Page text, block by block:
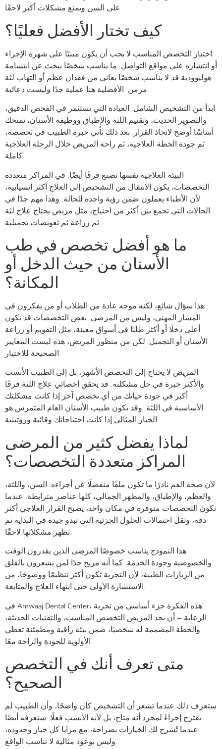
على السن ويمنع مشكلات أكبر لاحقًا.
كيف تختار الأفضل فعليًا؟
اختيار التخصص المناسب لا يجب أن يكون مبنيًا على شهرة الإجراء
أو انتشاره على مواقع التواصل. ما يناسب شخصًا يبحث عن ابتسامة
هوليوودية قد لا يناسب شخصًا يعاني من فقدان عظم أو التهاب لثة
مزمن. الأفضلية هنا عملية جدًا وليست دعائية.
ابدأ من التشخيص الشامل. العيادة التي تستثمر في الفحص الدقيق،
والتصوير الحديث، وتقييم اللثة والإطباق ووظيفة الأسنان، تمنحك
أساسًا أوضح لاتخاذ القرار. بعد ذلك تأتي خبرة الطبيب في تخصصه،
ثم جودة الخطة العلاجية، ثم راحة المريض خلال الرحلة العلاجية
كاملة.
البيئة العلاجية نفسها تصنع فرقًا أيضًا. في المراكز متعددة
التخصصات، يكون الانتقال من التشخيص إلى العلاج أكثر انسيابية،
لأن الأطباء يعملون ضمن رؤية واحدة للحالة. وهذا مهم جدًا في
الحالات التي تجمع بين أكثر من احتياج، مثل مريض يحتاج علاج لثة
ثم زراعة ثم تعويضات تجميلية.
ما هو أفضل تخصص في طب
الأسنان من حيث الدخل أو
المكانة؟
هذا سؤال شائع، لكنه موجه عادة من الطلاب أو من يفكرون في
المسار المهني، وليس من المرضى. بعض التخصصات قد تكون
أعلى دخلًا أو أكثر طلبًا في أسواق معينة، مثل التقويم أو زراعة
الأسنان أو التجميل. لكن من منظور المريض، هذه ليست المعايير
الصحيحة للاختيار.
المريض لا يحتاج إلى التخصص الأشهر، بل إلى الطبيب الأنسب
والأكثر خبرة في حل مشكلته. قد يحقق أخصائي علاج اللثة فرقًا
أكبر في جودة حياتك من أي تخصص آخر إذا كانت مشكلتك
الأساسية في اللثة. وقد يكون طبيب الأسنان العام المتمرس هو
الخيار المثالي إذا كانت احتياجاتك وقائية وروتينية.
لماذا يفضل كثير من المرضى
المراكز متعددة التخصصات؟
لأن صحة الفم نادرًا ما تكون ملفًا منفصلًا عن أجزاءه. السن، واللثة،
والعظم، والإطباق، والمظهر الجمالي، كلها عناصر مترابطة. عندما
تكون التخصصات متوفرة في مكان واحد، يصبح القرار العلاجي أكثر
دقة، وتقل احتمالات الحلول الجزئية التي تبدو جيدة في البداية ثم
تظهر مشكلاتها لاحقًا.
هذا النموذج يناسب خصوصًا المرضى الذين يقدرون الوقت
والخصوصية وجودة الخدمة. كما أنه مريح جدًا لمن يشعرون بالقلق
من الزيارات الطبية، لأن التجربة تكون أكثر تنظيمًا ووضوحًا، من
الاستشارة الأولى حتى انتهاء العلاج والمتابعة.
في Amwaaj Dental Center، هذه الفكرة جزء أساسي من تجربة
الرعاية – أن يجد المريض التخصص المناسب، والتقنيات الحديثة،
والخطة المصممة له شخصيًا، ضمن بيئة راقية ومطمئنة تعطي
الأولوية للجودة والراحة معًا.
متى تعرف أنك في التخصص
الصحيح؟
ستعرف ذلك عندما تشعر أن التشخيص كان واضحًا، وأن الطبيب لم
يقترح إجراءً لمجرد أنه متاح، بل لأنه الأنسب فعلًا. ستعرفه أيضًا
عندما تُشرح لك الخيارات بصراحة، مع مزايا كل خيار وحدوده،
وليس بوعود مثالية لا تناسب الواقع.